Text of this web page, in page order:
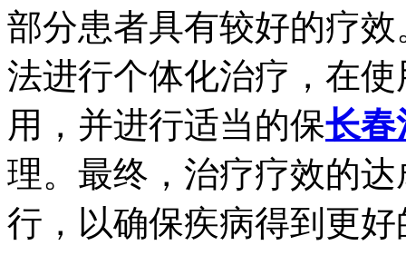
部分患者具有较好的疗
法进行个体化治疗，在
用，并进行适当的保长春
理。最终，治疗疗效的
行，以确保疾病得到更